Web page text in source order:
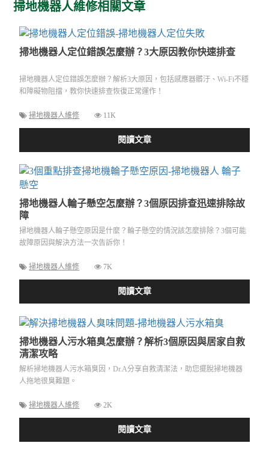
掃地機器人維修相關文章
掃地機器人定位錯誤怎麼辦？3大原因教你快速排查
掃地機器人定位錯誤怎麼辦？解析3大原因，包括感應器髒汙、Wi-Fi不穩
和障礙物阻擋，教你快速排查恢復正常運作！
掃地機器人維修 11K
閱讀文章
掃地機器人輪子懸空怎麼辦？3個原因排查迅速排除故
障
掃地機器人輪子懸空原因是什麼？輪子懸空的情況該怎麼排除？3個可能
故障原因與解決方法一次告訴你！
掃地機器人維修 7K
閱讀文章
掃地機器人污水箱臭怎麼辦？解析3個原因與居家自救
清潔攻略
解析掃地機器人污水箱臭因，Dr.A分享自救清潔法，助您擺脫掃地機器
人拖地很臭難題。
掃地機器人維修 2K
閱讀文章